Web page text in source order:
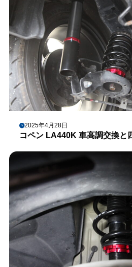
2025年4月28日
コペン LA440K 車高調交換と